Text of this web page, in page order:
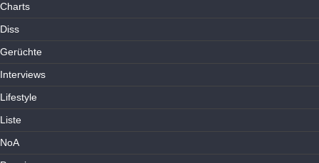
Charts
Diss
Gerüchte
Interviews
Lifestyle
Liste
NoA